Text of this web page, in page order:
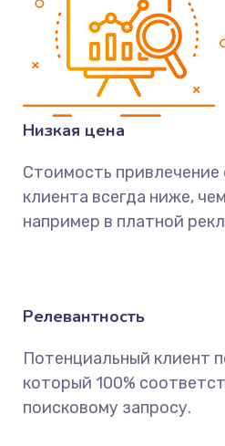
Низкая цена
Стоимость привлечение
клиента всегда ниже,
например в платной
Релевантность
Потенциальный клиент
который 100%
поисковому запросу.